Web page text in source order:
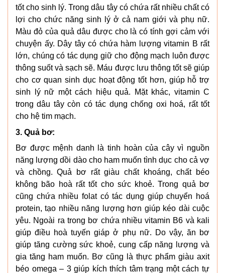
tốt cho sinh lý. Trong dâu tây có chứa rất nhiều chất có
lợi cho chức năng sinh lý ở cả nam giới và phụ nữ.
Màu đỏ của quả dâu được cho là có tính gợi cảm với
chuyện ấy. Dây tây có chứa hàm lượng vitamin B rất
lớn, chúng có tác dụng giữ cho động mạch luôn được
thông suốt và sạch sẽ. Máu được lưu thông tốt sẽ giúp
cho cơ quan sinh dục hoạt động tốt hơn, giúp hỗ trợ
sinh lý nữ một cách hiệu quả. Mặt khác, vitamin C
trong dâu tây còn có tác dụng chống oxi hoá, rất tốt
cho hệ tim mạch.
3. Quả bơ:
Bơ được mệnh danh là tinh hoàn của cây vì nguồn
năng lượng dồi dào cho ham muốn tình dục cho cả vợ
và chồng. Quả bơ rất giàu chất khoáng, chất béo
không bão hoà rất tốt cho sức khoẻ. Trong quả bơ
cũng chứa nhiều folat có tác dụng giúp chuyển hoá
protein, tạo nhiều năng lượng hơn giúp kéo dài cuộc
yêu. Ngoài ra trong bơ chứa nhiều vitamin B6 và kali
giúp điều hoà tuyến giáp ở phụ nữ. Do vậy, ăn bơ
giúp tăng cường sức khoẻ, cung cấp năng lượng và
gia tăng ham muốn. Bơ cũng là thực phẩm giàu axit
béo omega – 3 giúp kích thích tâm trạng một cách tự